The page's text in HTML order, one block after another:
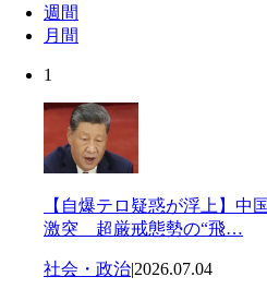
週間
月間
1
【自爆テロ疑惑が浮上】中
激突 超厳戒態勢の“飛…
社会・政治|2026.07.04